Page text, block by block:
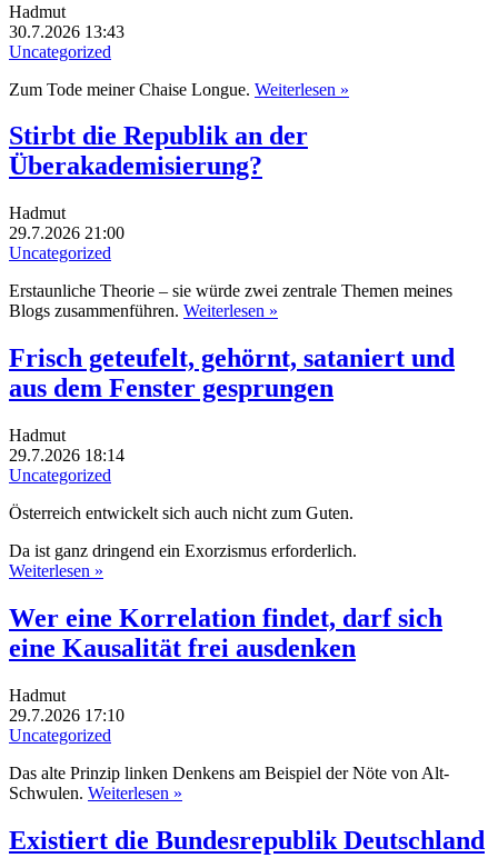
Hadmut
30.7.2026 13:43
Uncategorized
Zum Tode meiner Chaise Longue. Weiterlesen »
Stirbt die Republik an der
Überakademisierung?
Hadmut
29.7.2026 21:00
Uncategorized
Erstaunliche Theorie – sie würde zwei zentrale Themen meines
Blogs zusammenführen. Weiterlesen »
Frisch geteufelt, gehörnt, sataniert und
aus dem Fenster gesprungen
Hadmut
29.7.2026 18:14
Uncategorized
Österreich entwickelt sich auch nicht zum Guten.
Da ist ganz dringend ein Exorzismus erforderlich.
Weiterlesen »
Wer eine Korrelation findet, darf sich
eine Kausalität frei ausdenken
Hadmut
29.7.2026 17:10
Uncategorized
Das alte Prinzip linken Denkens am Beispiel der Nöte von Alt-
Schwulen. Weiterlesen »
Existiert die Bundesrepublik Deutschland